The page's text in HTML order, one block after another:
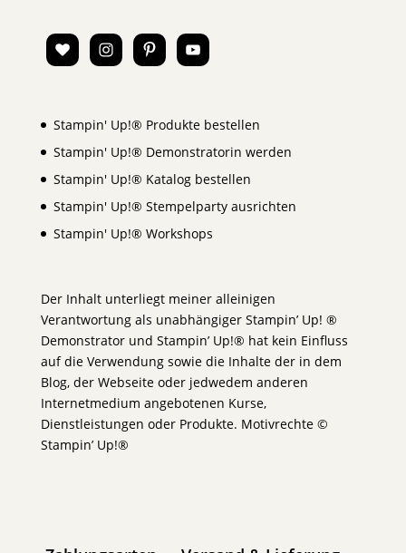
Stampin' Up!® Produkte bestellen
Stampin' Up!® Demonstratorin werden
Stampin' Up!® Katalog bestellen
Stampin' Up!® Stempelparty ausrichten
Stampin' Up!® Workshops
Der Inhalt unterliegt meiner alleinigen
Verantwortung als unabhängiger Stampin’ Up! ®
Demonstrator und Stampin’ Up!® hat kein Einfluss
auf die Verwendung sowie die Inhalte der in dem
Blog, der Webseite oder jedwedem anderen
Internetmedium angebotenen Kurse,
Dienstleistungen oder Produkte. Motivrechte ©
Stampin’ Up!®